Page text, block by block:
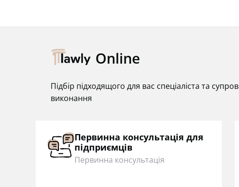
Online
Підбір підходящого для вас спеціаліста та
виконання
Первинна консультація для
підприємців
Первинна консультація